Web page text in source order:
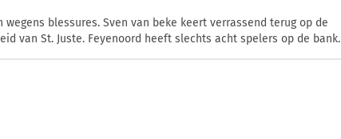
wegens blessures. Sven van beke keert verrassend terug op de
van St. Juste. Feyenoord heeft slechts acht spelers op de bank.